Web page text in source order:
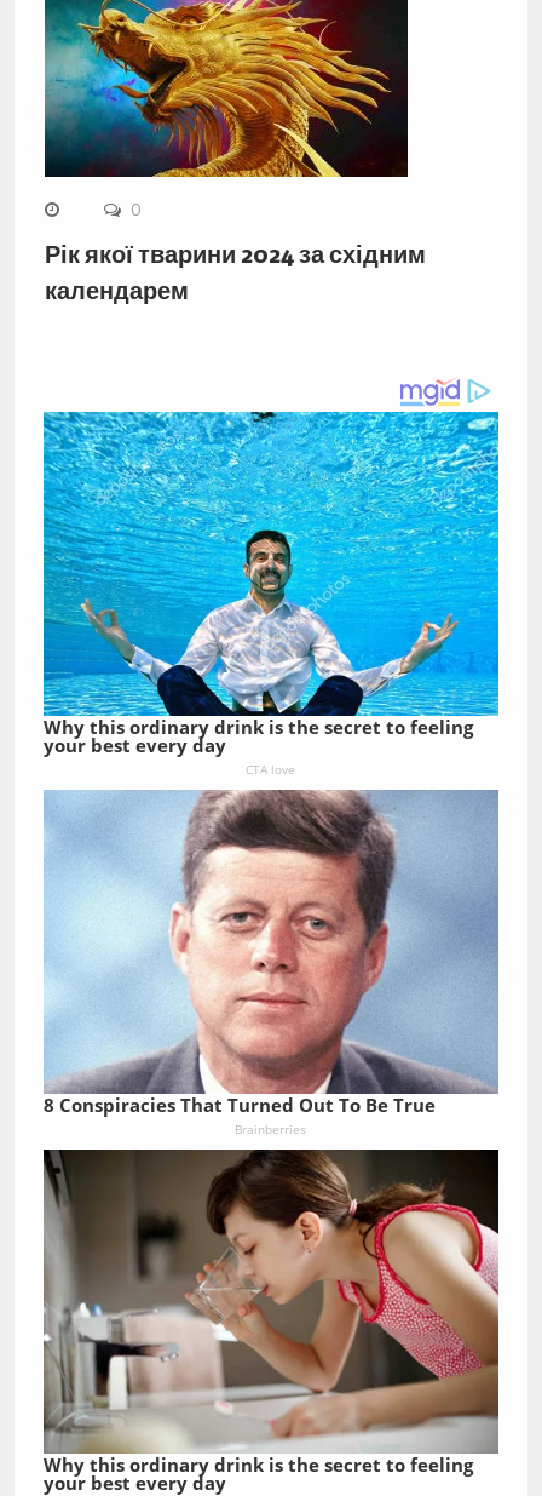
0
Рік якої тварини 2024 за східним
календарем
Why this ordinary drink is the secret to feeling
your best every day
CTA love
8 Conspiracies That Turned Out To Be True
Brainberries
Why this ordinary drink is the secret to feeling
your best every day